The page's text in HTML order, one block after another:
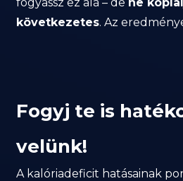
következetes. Az
Fogyj te is
velünk!
A kalóriadeficit hatásainak